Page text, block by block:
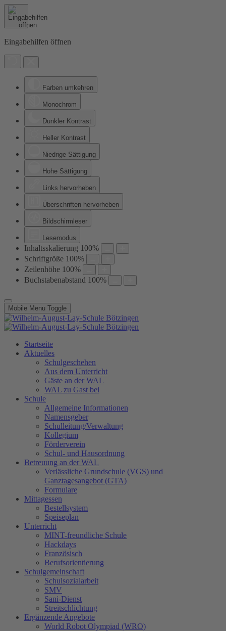
Eingabehilfen öffnen
Farben umkehren
Monochrom
Dunkler Kontrast
Heller Kontrast
Niedrige Sättigung
Hohe Sättigung
Links hervorheben
Überschriften hervorheben
Bildschirmleser
Lesemodus
Inhaltsskalierung 100%
Schriftgröße 100%
Zeilenhöhe 100%
Buchstabenabstand 100%
Mobile Menu Toggle
Startseite
Aktuelles
Schulgeschehen
Aus dem Unterricht
Gäste an der WAL
WAL zu Gast bei
Schule
Allgemeine Informationen
Namensgeber
Schulleitung/Verwaltung
Kollegium
Förderverein
Schul- und Hausordnung
Betreuung an der WAL
Verlässliche Grundschule (VGS) und
Ganztagesangebot (GTA)
Formulare
Mittagessen
Bestellsystem
Speiseplan
Unterricht
MINT-freundliche Schule
Hackdays
Französisch
Berufsorientierung
Schulgemeinschaft
Schulsozialarbeit
SMV
Sani-Dienst
Streitschlichtung
Ergänzende Angebote
World Robot Olympiad (WRO)